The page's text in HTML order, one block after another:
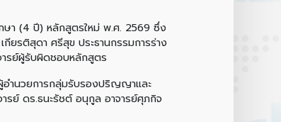
ษา (4 ปี) หลักสูตรใหม่ พ.ศ. 2569 ซึ่ง
ยรติสุดา ศรีสุข ประธานกรรมการร่าง
ารย์ผู้รับผิดชอบหลักสูตร
อำนวยการกลุ่มรับรองปริญญาและ
รย์ ดร.ธนะรัชต์ อนุกูล อาจารย์ศุภกิจ